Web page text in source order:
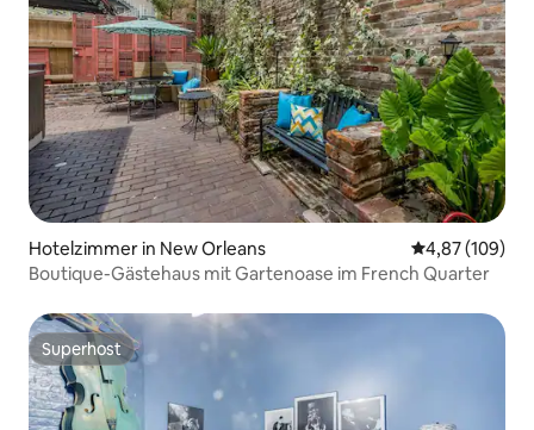
Hotelzimmer in New Orleans
4,87 (109)
Boutique-Gästehaus mit Gartenoase im French Quarter
Superhost
Superhost